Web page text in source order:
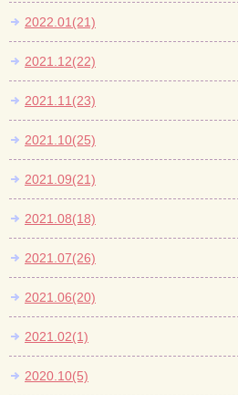
2022.01(21)
2021.12(22)
2021.11(23)
2021.10(25)
2021.09(21)
2021.08(18)
2021.07(26)
2021.06(20)
2021.02(1)
2020.10(5)